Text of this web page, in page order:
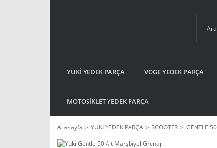
YUKİ YEDEK PARÇA VOGE YEDEK PARÇA
MOTOSİKLET YEDEK PARÇA
Anasayfa YUKİ YEDEK PARÇA SCOOTER GENTLE 50